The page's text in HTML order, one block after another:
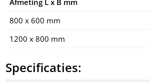
800 x 600 mm
1200 x 800 mm
Specificaties: